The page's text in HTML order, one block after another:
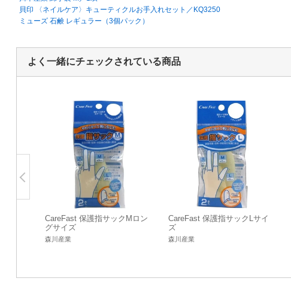
貝印 〈ネイルケア〉キューティクルお手入れセット／KQ3250
ミューズ 石鹸 レギュラー（3個パック）
よく一緒にチェックされている商品
CareFast 保護指サックMロン
グサイズ
森川産業
CareFast 保護指サックLサイ
ズ
森川産業